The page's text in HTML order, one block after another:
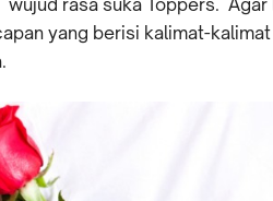
yang berisi kalimat-